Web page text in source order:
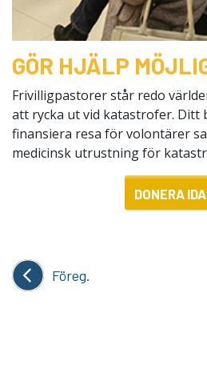
GÖR HJÄLP
Frivilligpastorer står redo
att rycka ut vid katastrofer. Ditt
finansiera resa för volontärer
medicinsk utrustning för
DONERA
Föreg.